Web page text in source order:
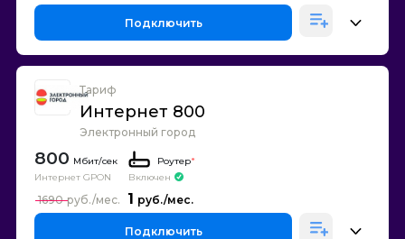
Подключить
Тариф
Интернет 800
Электронный город
800
Интернет GPON
Роутер*
Включен
1
1690
Подключить